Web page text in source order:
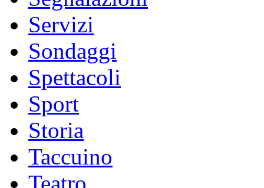
Servizi
Sondaggi
Spettacoli
Sport
Storia
Taccuino
Teatro